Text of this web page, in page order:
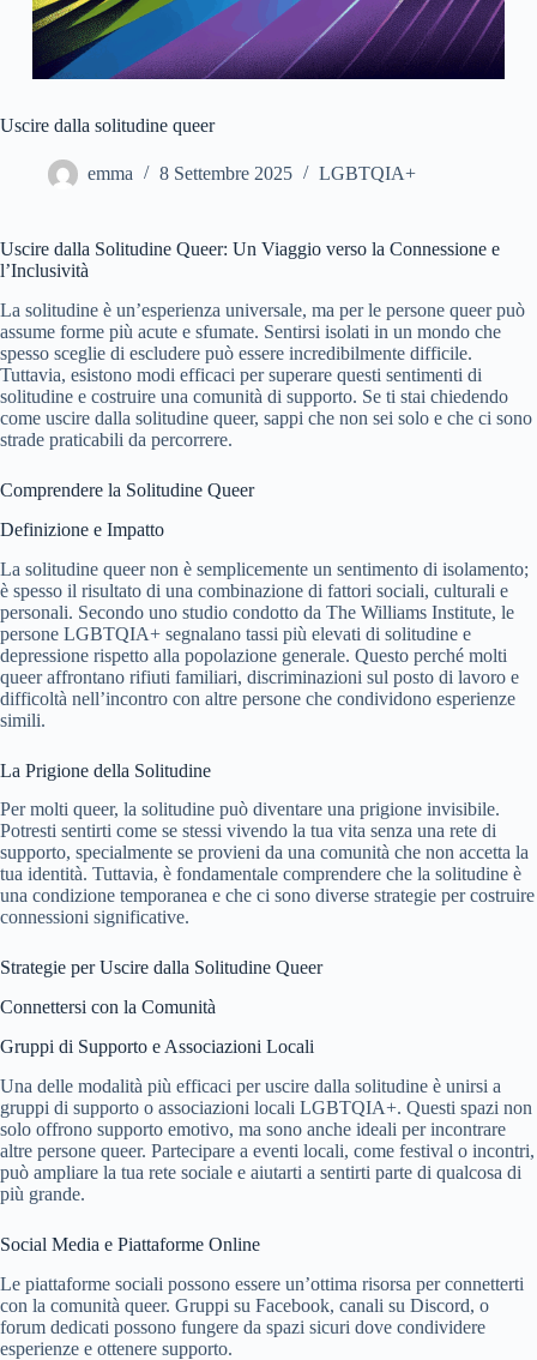
Uscire dalla solitudine queer
emma 8 Settembre 2025 LGBTQIA+
Uscire dalla Solitudine Queer: Un Viaggio verso la Connessione e
l’Inclusività
La solitudine è un’esperienza universale, ma per le persone queer può
assume forme più acute e sfumate. Sentirsi isolati in un mondo che
spesso sceglie di escludere può essere incredibilmente difficile.
Tuttavia, esistono modi efficaci per superare questi sentimenti di
solitudine e costruire una comunità di supporto. Se ti stai chiedendo
come uscire dalla solitudine queer, sappi che non sei solo e che ci sono
strade praticabili da percorrere.
Comprendere la Solitudine Queer
Definizione e Impatto
La solitudine queer non è semplicemente un sentimento di isolamento;
è spesso il risultato di una combinazione di fattori sociali, culturali e
personali. Secondo uno studio condotto da The Williams Institute, le
persone LGBTQIA+ segnalano tassi più elevati di solitudine e
depressione rispetto alla popolazione generale. Questo perché molti
queer affrontano rifiuti familiari, discriminazioni sul posto di lavoro e
difficoltà nell’incontro con altre persone che condividono esperienze
simili.
La Prigione della Solitudine
Per molti queer, la solitudine può diventare una prigione invisibile.
Potresti sentirti come se stessi vivendo la tua vita senza una rete di
supporto, specialmente se provieni da una comunità che non accetta la
tua identità. Tuttavia, è fondamentale comprendere che la solitudine è
una condizione temporanea e che ci sono diverse strategie per costruire
connessioni significative.
Strategie per Uscire dalla Solitudine Queer
Connettersi con la Comunità
Gruppi di Supporto e Associazioni Locali
Una delle modalità più efficaci per uscire dalla solitudine è unirsi a
gruppi di supporto o associazioni locali LGBTQIA+. Questi spazi non
solo offrono supporto emotivo, ma sono anche ideali per incontrare
altre persone queer. Partecipare a eventi locali, come festival o incontri,
può ampliare la tua rete sociale e aiutarti a sentirti parte di qualcosa di
più grande.
Social Media e Piattaforme Online
Le piattaforme sociali possono essere un’ottima risorsa per connetterti
con la comunità queer. Gruppi su Facebook, canali su Discord, o
forum dedicati possono fungere da spazi sicuri dove condividere
esperienze e ottenere supporto.